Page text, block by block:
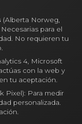
90.000 € a
habitual
120.000 € y
que
excesos.
(Alberta Norweg,
para el
No requieren tu
4, Microsoft
con la web y
tu aceptación.
Pixel): Para medir
personalizada.